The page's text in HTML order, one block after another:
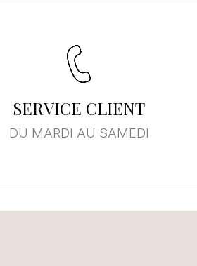
SERVICE CLIENT
DU MARDI AU SAMEDI